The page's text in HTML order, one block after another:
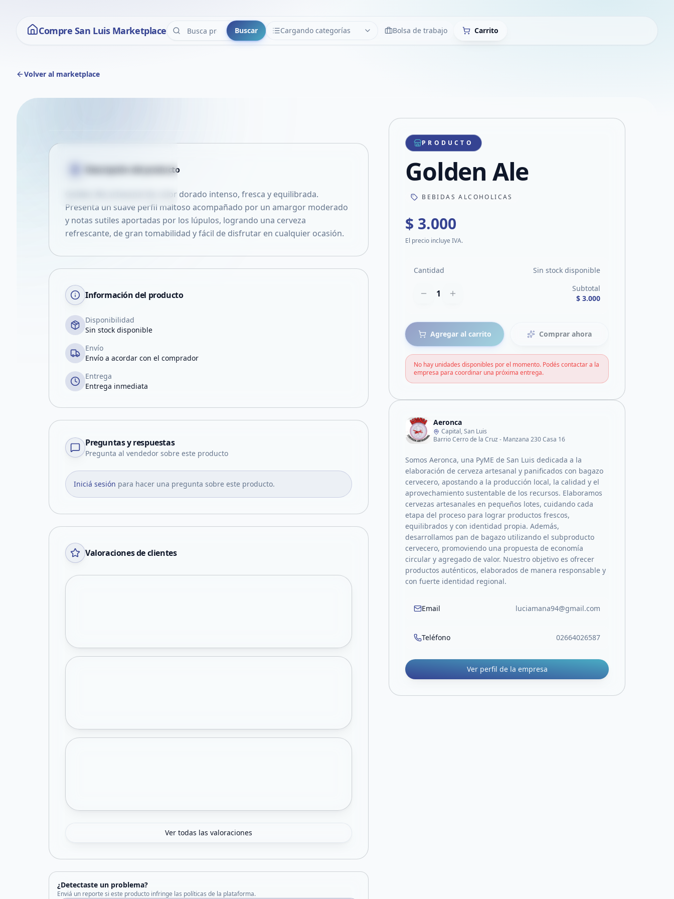
Compre San Luis Marketplace Buscar Cargando categorías
CATEGORÍAS LimpiarBolsa de trabajo Carrito
Volver al marketplace
Contenido restringido
Descripción del producto
Golden Ale artesanal de color dorado intenso, fresca y equilibrada.
Presenta un suave perfil maltoso acompañado por un amargor moderado
y notas sutiles aportadas por los lúpulos, logrando una cerveza
refrescante, de gran tomabilidad y fácil de disfrutar en cualquier ocasión.
Información del producto
Disponibilidad
Sin stock disponible
Envío
Envío a acordar con el comprador
Entrega
Entrega inmediata
Preguntas y respuestas
Pregunta al vendedor sobre este producto
Iniciá sesión para hacer una pregunta sobre este producto.
Valoraciones de clientes
Ver todas las valoraciones
¿Detectaste un problema?
Enviá un reporte si este producto infringe las políticas de la plataforma.
PRODUCTO
Golden Ale
BEBIDAS ALCOHOLICAS
$ 3.000
El precio incluye IVA.
Cantidad Sin stock disponible
1
Subtotal
$ 3.000
Agregar al carrito Comprar ahora
No hay unidades disponibles por el momento. Podés contactar a la
empresa para coordinar una próxima entrega.
Aeronca
Capital, San Luis
Barrio Cerro de la Cruz - Manzana 230 Casa 16
Somos Aeronca, una PyME de San Luis dedicada a la
elaboración de cerveza artesanal y panificados con bagazo
cervecero, apostando a la producción local, la calidad y el
aprovechamiento sustentable de los recursos. Elaboramos
cervezas artesanales en pequeños lotes, cuidando cada
etapa del proceso para lograr productos frescos,
equilibrados y con identidad propia. Además,
desarrollamos pan de bagazo utilizando el subproducto
cervecero, promoviendo una propuesta de economía
circular y agregado de valor. Nuestro objetivo es ofrecer
productos auténticos, elaborados de manera responsable y
con fuerte identidad regional.
Email luciamana94@gmail.com
Teléfono 02664026587
Ver perfil de la empresa